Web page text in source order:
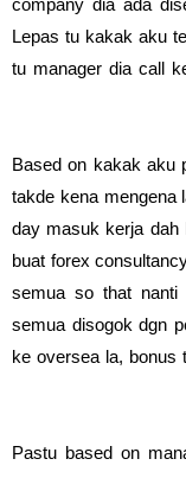
company dia ada
Lepas tu kakak aku
tu manager dia call
Based on kakak aku
takde kena mengena
day masuk kerja dah
buat forex
semua so that nanti
semua disogok dgn
ke oversea la, bonus
Pastu based on